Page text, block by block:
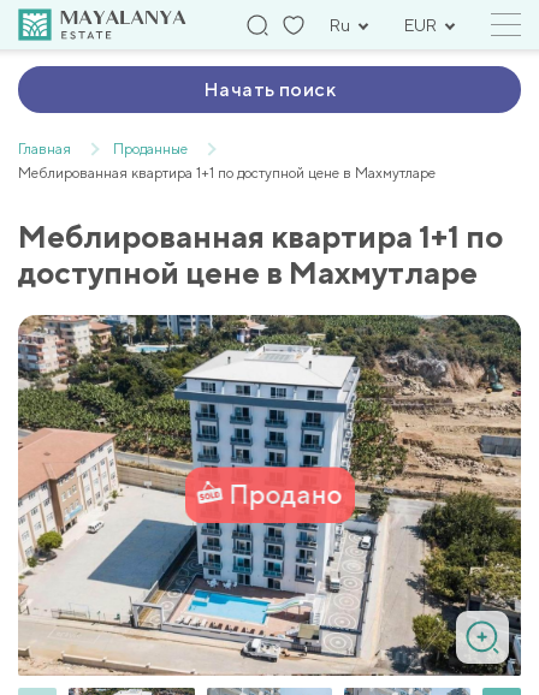
Ru EUR
Начать поиск
Главная
Проданные
Меблированная квартира 1+1 по доступной цене в Махмутларе
Меблированная квартира 1+1 по
доступной цене в Махмутларе
Продано